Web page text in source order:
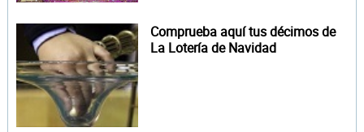
Comprueba aquí tus décimos de
La Lotería de Navidad